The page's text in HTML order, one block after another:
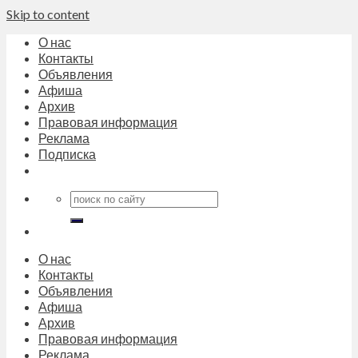
Skip to content
О нас
Контакты
Объявления
Афиша
Архив
Правовая информация
Реклама
Подписка
О нас
Контакты
Объявления
Афиша
Архив
Правовая информация
Реклама